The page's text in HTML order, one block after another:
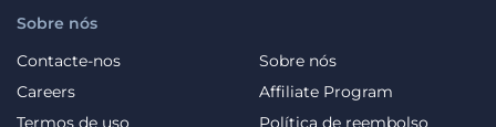
Sobre nós
Contacte-nos
Sobre nós
Careers
Affiliate Program
Termos de uso
Política de reembolso